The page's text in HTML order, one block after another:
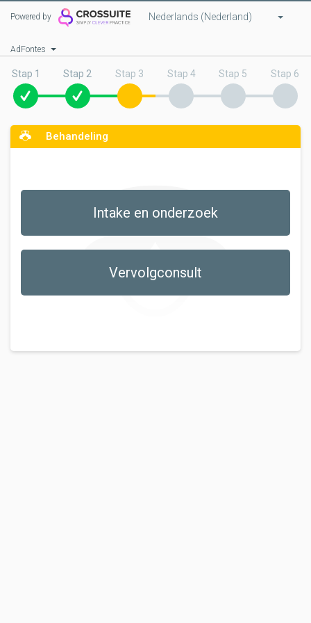
Powered by Nederlands (Nederland)
AdFontes
Stap 1 Stap 2 Stap 3 Stap 4 Stap 5 Stap 6
Behandeling
Intake en onderzoek
Vervolgconsult